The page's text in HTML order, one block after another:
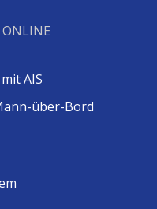
ONLINE
AIS
über-Bord